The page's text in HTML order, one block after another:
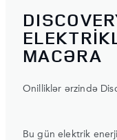
MACƏRA
Onilliklər ərzində
Bu gün elektrik